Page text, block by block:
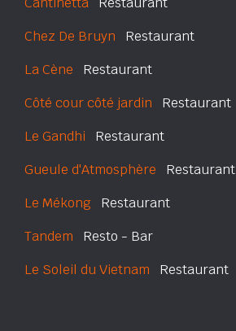
Chez De Bruyn Restaurant
La Cène Restaurant
Côté cour côté jardin Restaurant
Le Gandhi Restaurant
Gueule d'Atmosphère Restaurant
Le Mékong Restaurant
Tandem Resto - Bar
Le Soleil du Vietnam Restaurant